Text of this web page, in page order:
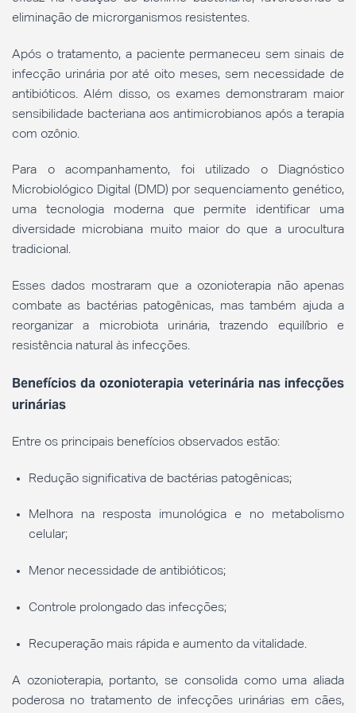
eliminação de microrganismos resistentes.
Após o tratamento, a paciente permaneceu sem sinais de
infecção urinária por até oito meses, sem necessidade de
antibióticos. Além disso, os exames demonstraram maior
sensibilidade bacteriana aos antimicrobianos após a terapia
com ozônio.
Para o acompanhamento, foi utilizado o Diagnóstico
Microbiológico Digital (DMD) por sequenciamento genético,
uma tecnologia moderna que permite identificar uma
diversidade microbiana muito maior do que a urocultura
tradicional.
Esses dados mostraram que a ozonioterapia não apenas
combate as bactérias patogênicas, mas também ajuda a
reorganizar a microbiota urinária, trazendo equilíbrio e
resistência natural às infecções.
Benefícios da ozonioterapia veterinária nas infecções
urinárias
Entre os principais benefícios observados estão:
Redução significativa de bactérias patogênicas;
Melhora na resposta imunológica e no metabolismo
celular;
Menor necessidade de antibióticos;
Controle prolongado das infecções;
Recuperação mais rápida e aumento da vitalidade.
A ozonioterapia, portanto, se consolida como uma aliada
poderosa no tratamento de infecções urinárias em cães,